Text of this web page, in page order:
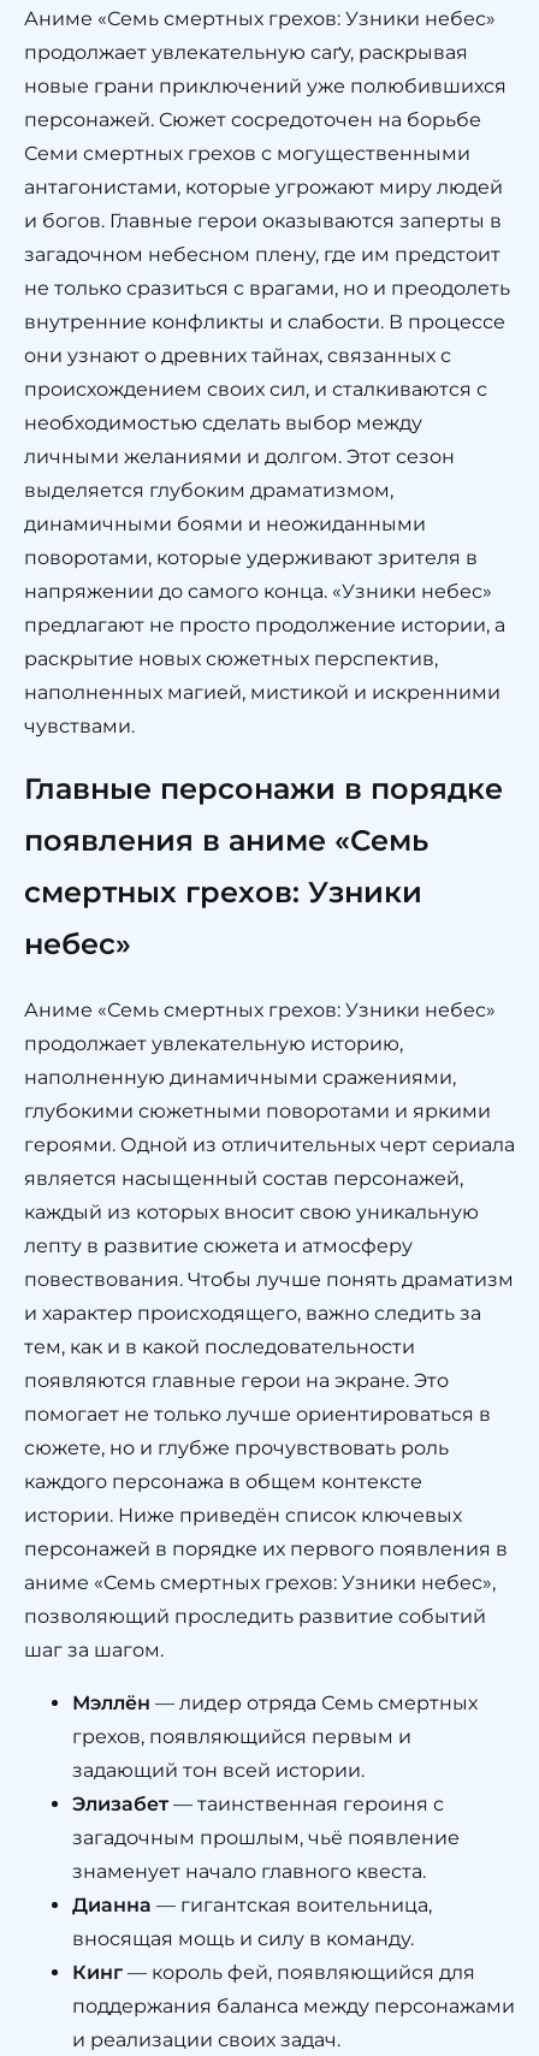
Аниме «Семь смертных грехов: Узники небес»
продолжает увлекательную саґу, раскрывая
новые грани приключений уже полюбившихся
персонажей. Сюжет сосредоточен на борьбе
Семи смертных грехов с могущественными
антагонистами, которые угрожают миру людей
и богов. Главные герои оказываются заперты в
загадочном небесном плену, где им предстоит
не только сразиться с врагами, но и преодолеть
внутренние конфликты и слабости. В процессе
они узнают о древних тайнах, связанных с
происхождением своих сил, и сталкиваются с
необходимостью сделать выбор между
личными желаниями и долгом. Этот сезон
выделяется глубоким драматизмом,
динамичными боями и неожиданными
поворотами, которые удерживают зрителя в
напряжении до самого конца. «Узники небес»
предлагают не просто продолжение истории, а
раскрытие новых сюжетных перспектив,
наполненных магией, мистикой и искренними
чувствами.
Главные персонажи в порядке
появления в аниме «Семь
смертных грехов: Узники
небес»
Аниме «Семь смертных грехов: Узники небес»
продолжает увлекательную историю,
наполненную динамичными сражениями,
глубокими сюжетными поворотами и яркими
героями. Одной из отличительных черт сериала
является насыщенный состав персонажей,
каждый из которых вносит свою уникальную
лепту в развитие сюжета и атмосферу
повествования. Чтобы лучше понять драматизм
и характер происходящего, важно следить за
тем, как и в какой последовательности
появляются главные герои на экране. Это
помогает не только лучше ориентироваться в
сюжете, но и глубже прочувствовать роль
каждого персонажа в общем контексте
истории. Ниже приведён список ключевых
персонажей в порядке их первого появления в
аниме «Семь смертных грехов: Узники небес»,
позволяющий проследить развитие событий
шаг за шагом.
Мэллён — лидер отряда Семь смертных
грехов, появляющийся первым и
задающий тон всей истории.
Элизабет— таинственная героиня с
загадочным прошлым, чьё появление
знаменует начало главного квеста.
Дианна — гигантская воительница,
вносящая мощь и силу в команду.
Кинг — король фей, появляющийся для
поддержания баланса между персонажами
и реализации своих задач.